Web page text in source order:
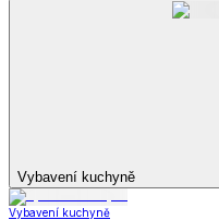
Vybavení kuchyně
Vybavení kuchyně